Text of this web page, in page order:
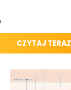
CZYTAJ TERAZ